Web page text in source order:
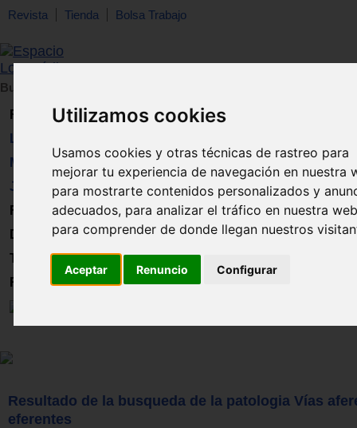
Utilizamos cookies
Usamos cookies y otras técnicas de rastreo para
mejorar tu experiencia de navegación en nuestra
para mostrarte contenidos personalizados y
adecuados, para analizar el tráfico en nuestra
para comprender de donde llegan nuestros
Aceptar Renuncio Configurar
Revista Tienda Bolsa Trabajo
Buscar:
Revista
Libros
Material
Juguetes
Formación
Directorio
Trabajo
Registro
Resultado de la busqueda de la patologia Vías
eferentes